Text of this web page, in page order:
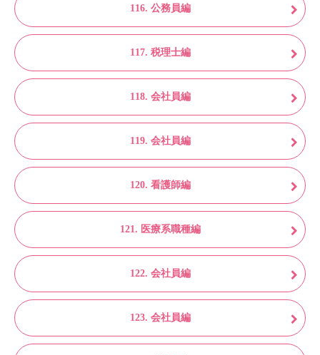
116. 公務員編
117. 税理士編
118. 会社員編
119. 会社員編
120. 看護師編
121. 医療系職種編
122. 会社員編
123. 会社員編